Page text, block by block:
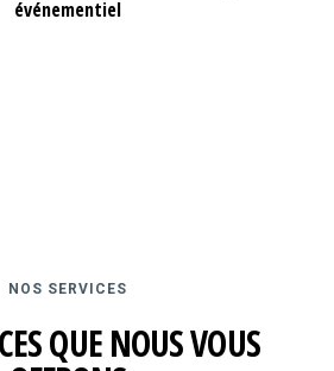
événementiel
NOS SERVICES
QUE NOUS VOUS